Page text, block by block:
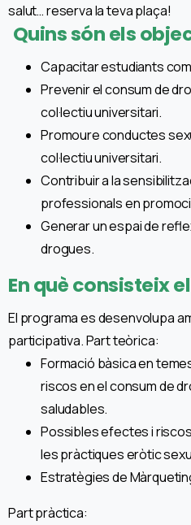
salut… reserva la teva plaça!
Quins són els
Capacitar estudiants
Prevenir el consum de
col·lectiu universitari.
Promoure conductes
col·lectiu universitari.
Contribuir a la
professionals en
Generar un espai de
drogues.
En què consisteix
El programa es desenvolupa
participativa. Part teòrica:
Formació bàsica en
riscos en el consum de
saludables.
Possibles efectes i
les pràctiques eròtic
Estratègies de
Part pràctica: